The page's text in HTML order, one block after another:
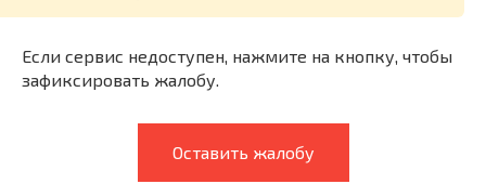
Если сервис недоступен, нажмите на кнопку, чтобы
зафиксировать жалобу.
Оставить жалобу